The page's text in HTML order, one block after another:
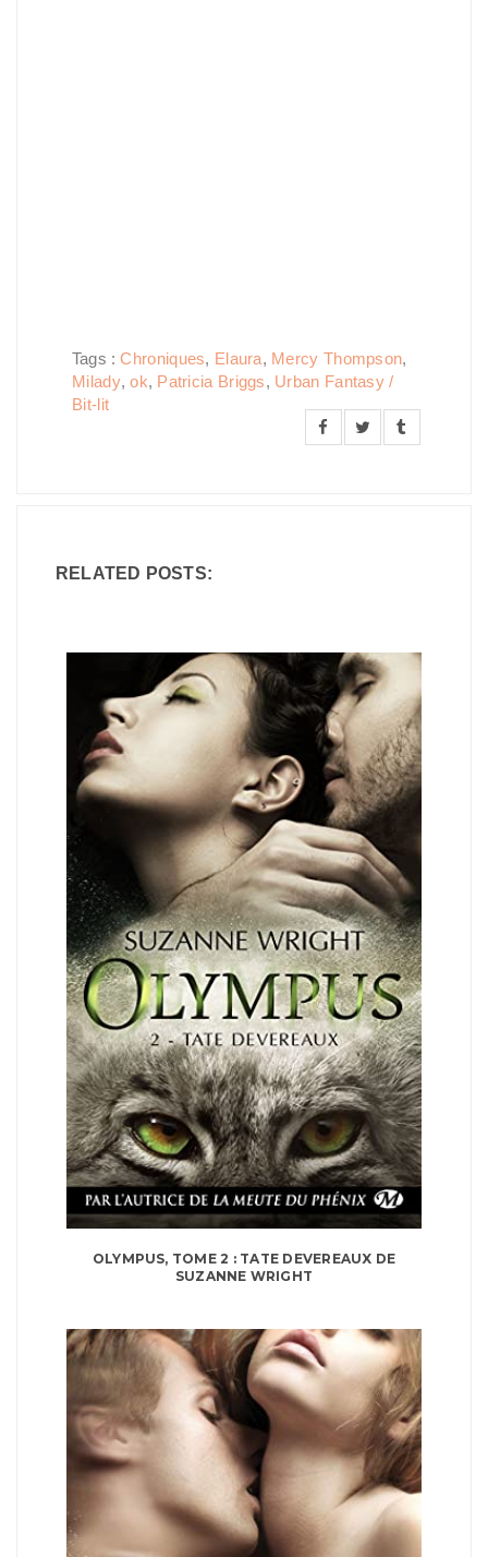
Tags :Chroniques, Elaura, Mercy Thompson,
Milady,ok, Patricia Briggs, Urban Fantasy /
Bit-lit
RELATED POSTS:
OLYMPUS, TOME 2 : TATE DEVEREAUX DE
SUZANNE WRIGHT